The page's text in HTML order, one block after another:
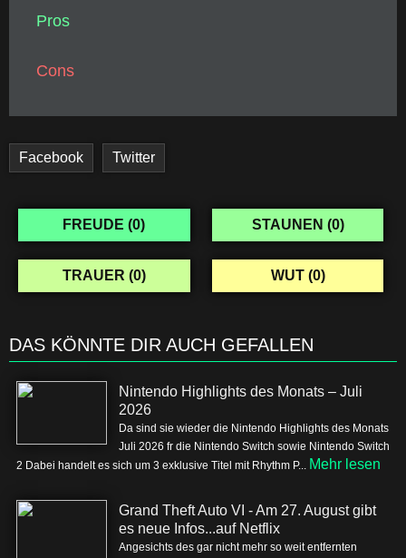
Pros
Cons
Facebook Twitter
FREUDE (0) STAUNEN (0)
TRAUER (0) WUT (0)
DAS KÖNNTE DIR AUCH GEFALLEN
Nintendo Highlights des Monats – Juli
2026
Da sind sie wieder die Nintendo Highlights des Monats
Juli 2026 fr die Nintendo Switch sowie Nintendo Switch
2 Dabei handelt es sich um 3 exklusive Titel mit Rhythm P... Mehr lesen
Grand Theft Auto VI - Am 27. August gibt
es neue Infos...auf Netflix
Angesichts des gar nicht mehr so weit entfernten